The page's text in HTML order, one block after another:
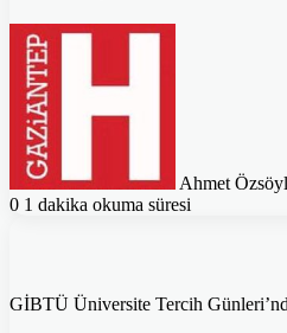
Ahmet
0 1 dakika okuma süresi
GİBTÜ Üniversite Tercih